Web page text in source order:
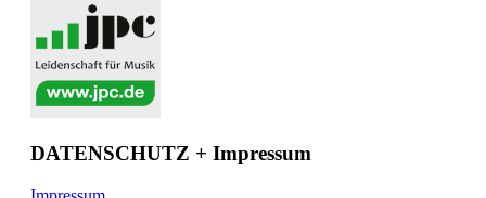
DATENSCHUTZ + Impressum